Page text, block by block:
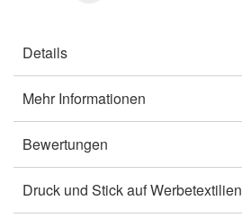
Details
Mehr Informationen
Bewertungen
Druck und Stick auf Werbetextilien